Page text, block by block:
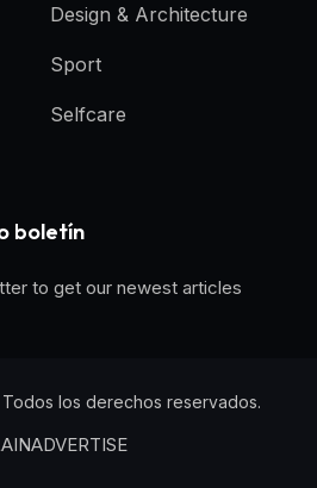
Design & Architecture
Sport
Selfcare
boletín
to get our newest articles
Todos los derechos reservados.
ADVERTISE